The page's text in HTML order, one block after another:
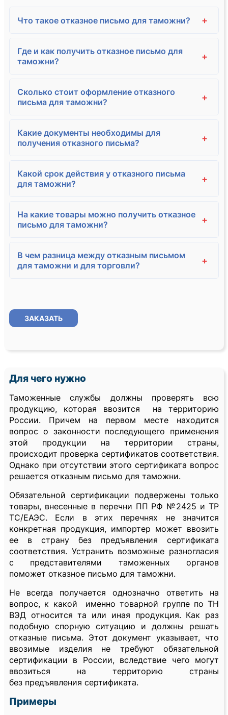
Что такое отказное письмо для таможни? +
Где и как получить отказное письмо для
таможни?
+
Сколько стоит оформление отказного
письма для таможни?
+
Какие документы необходимы для
получения отказного письма?
+
Какой срок действия у отказного письма
для таможни?
+
На какие товары можно получить отказное
письмо для таможни?
+
В чем разница между отказным письмом
для таможни и для торговли?
+
ЗАКАЗАТЬ
Для чего нужно
Таможенные службы должны проверять всю
продукцию, которая ввозится на территорию
России. Причем на первом месте находится
вопрос о законности последующего применения
этой продукции на территории страны,
происходит проверка сертификатов соответствия.
Однако при отсутствии этого сертификата вопрос
решается отказным письмо для таможни.
Обязательной сертификации подвержены только
товары, внесенные в перечни ПП РФ №2425 и ТР
ТС/ЕАЭС. Если в этих перечнях не значится
конкретная продукция, импортер может ввозить
ее в страну без предъявления сертификата
соответствия. Устранить возможные разногласия
с представителями таможенных органов
поможет отказное письмо для таможни.
Не всегда получается однозначно ответить на
вопрос, к какой именно товарной группе по ТН
ВЭД относится та или иная продукция. Как раз
подобную спорную ситуацию и должны решать
отказные письма. Этот документ указывает, что
ввозимые изделия не требуют обязательной
сертификации в России, вследствие чего могут
ввозиться на территорию страны
без предъявления сертификата.
Примеры